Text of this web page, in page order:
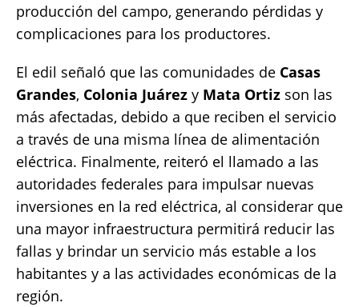
producción del campo, generando pérdidas y
complicaciones para los productores.
El edil señaló que las comunidades de Casas
Grandes, Colonia Juárez y Mata Ortiz son las
más afectadas, debido a que reciben el servicio
a través de una misma línea de alimentación
eléctrica. Finalmente, reiteró el llamado a las
autoridades federales para impulsar nuevas
inversiones en la red eléctrica, al considerar que
una mayor infraestructura permitirá reducir las
fallas y brindar un servicio más estable a los
habitantes y a las actividades económicas de la
región.